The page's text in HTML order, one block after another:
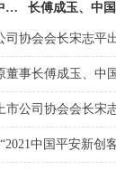
国
长傅成玉、中
中国平安新创